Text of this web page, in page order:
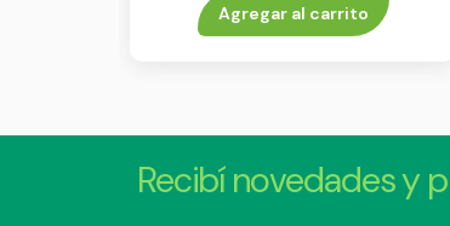
Agregar al carrito
Recibí novedades y